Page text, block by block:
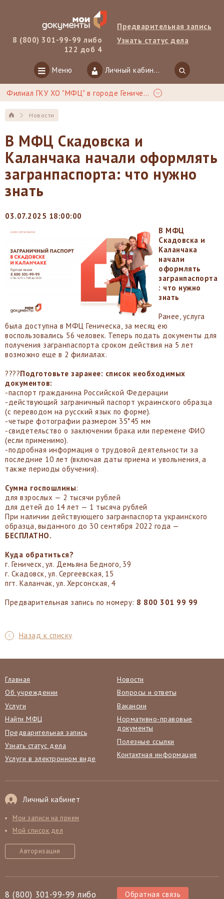
8 (800) 301-99-99 либо
122 доб 4
Предварительная запись
Узнать статус дела
Меню Личный кабинет
Филиал ГКУ ХО "МФЦ" в городе Геническ
Новости
В МФЦ Скадовска и
Каланчака начали оформлять
загранпаспорта: что нужно
знать
03.07.2025 18:00:00
В МФЦ
Скадовска и
Каланчака
начали
оформлять
загранпаспорта
: что нужно
знать
Ранее, услуга
была доступна в МФЦ Геническа, за месяц ею
воспользовались 56 человек. Теперь подать документы для
получения загранпаспорта сроком действия на 5 лет
возможно еще в 2 филиалах.
????Подготовьте заранее: список необходимых
документов:
-паспорт гражданина Российской Федерации
-действующий заграничный паспорт украинского образца
(с переводом на русский язык по форме).
-четыре фотографии размером 35*45 мм
-свидетельство о заключении брака или перемене ФИО
(если применимо).
-подробная информация о трудовой деятельности за
последние 10 лет (включая даты приема и увольнения, а
также периоды обучения).
Сумма госпошлины:
для взрослых — 2 тысячи рублей
для детей до 14 лет — 1 тысяча рублей
При наличии действующего загранпаспорта украинского
образца, выданного до 30 сентября 2022 года —
БЕСПЛАТНО.
Куда обратиться?
г. Геническ, ул. Демьяна Бедного, 39
г. Скадовск, ул. Сергеевская, 15
пгт. Каланчак, ул. Херсонская, 4
Предварительная запись по номеру: 8 800 301 99 99
Назад к списку
Главная
Об учреждении
Услуги
Найти МФЦ
Предварительная запись
Узнать статус дела
Услуги в электронном виде
Новости
Вопросы и ответы
Вакансии
Нормативно-правовые
документы
Полезные ссылки
Контактная информация
Личный кабинет
Мои записи на прием
Мой список дел
Авторизация
8 (800) 301-99-99 либо Обратная связь